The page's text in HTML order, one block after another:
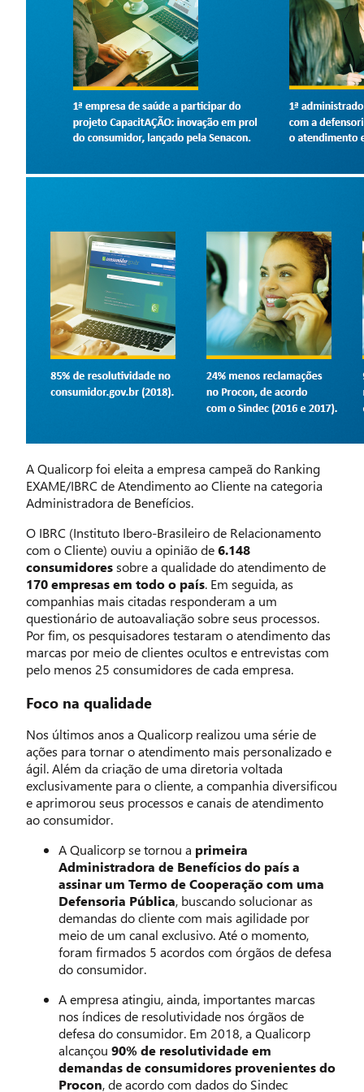
A Qualicorp foi eleita a empresa campeã do Ranking
EXAME/IBRC de Atendimento ao Cliente na categoria
Administradora de Benefícios.
O IBRC (Instituto Ibero-Brasileiro de Relacionamento
com o Cliente) ouviu a opinião de6.148
consumidoressobre a qualidade do atendimento de
170 empresas em todo o país. Em seguida, as
companhias mais citadas responderam a um
questionário de autoavaliação sobre seus processos.
Por fim, os pesquisadores testaram o atendimento das
marcas por meio de clientes ocultos e entrevistas com
pelo menos 25 consumidores de cada empresa.
Foco na qualidade
Nos últimos anos a Qualicorp realizou uma série de
ações para tornar o atendimento mais personalizado e
ágil. Além da criação de uma diretoria voltada
exclusivamente para o cliente, a companhia diversificou
e aprimorou seus processos e canais de atendimento
ao consumidor.
A Qualicorp se tornou a primeira
Administradora de Benefícios do país a
assinar um Termo de Cooperação com uma
Defensoria Pública, buscando solucionar as
demandas do cliente com mais agilidade por
meio de um canal exclusivo. Até o momento,
foram firmados 5 acordos com órgãos de defesa
do consumidor.
A empresa atingiu, ainda, importantes marcas
nos índices de resolutividade nos órgãos de
defesa do consumidor. Em 2018, a Qualicorp
alcançou 90% de resolutividade em
demandas de consumidores provenientes do
Procon, de acordo com dados do Sindec